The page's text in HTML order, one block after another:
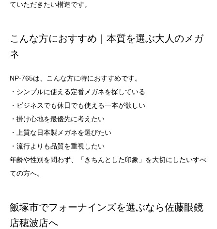
ていただきたい構造です。
こんな方におすすめ｜本質を選ぶ大人のメガ
ネ
NP-765は、こんな方に特におすすめです。
・シンプルに使える定番メガネを探している
・ビジネスでも休日でも使える一本が欲しい
・掛け心地を最優先に考えたい
・上質な日本製メガネを選びたい
・流行よりも品質を重視したい
年齢や性別を問わず、「きちんとした印象」を大切にしたいすべ
ての方へ。
飯塚市でフォーナインズを選ぶなら佐藤眼鏡
店穂波店へ